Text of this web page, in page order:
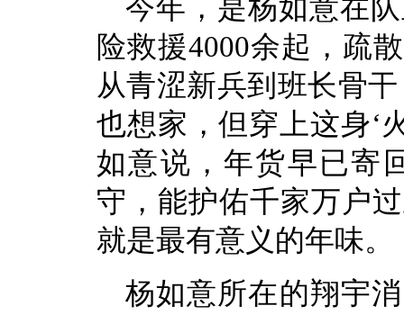
今年，是杨如意在
险救援4000余起，疏
从青涩新兵到班长骨
也想家，但穿上这身‘
如意说，年货早已寄
守，能护佑千家万户
就是最有意义的年味。
杨如意所在的翔宇